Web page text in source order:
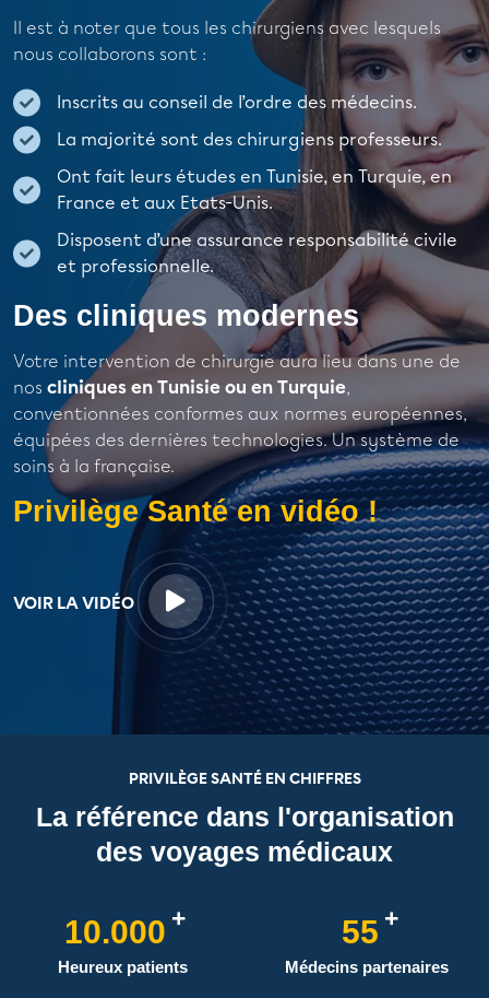
Il est à noter que tous les chirurgiens avec lesquels
nous collaborons sont :
Inscrits au conseil de l’ordre des médecins.
La majorité sont des chirurgiens professeurs.
Ont fait leurs études en Tunisie, en Turquie, en
France et aux Etats-Unis.
Disposent d’une assurance responsabilité civile
et professionnelle.
Des cliniques modernes
Votre intervention de chirurgie aura lieu dans une de
nos cliniques en Tunisie ou en Turquie,
conventionnées conformes aux normes européennes,
équipées des dernières technologies. Un système de
soins à la française.
Privilège Santé en vidéo !
VOIR LA VIDÉO
PRIVILÈGE SANTÉ EN CHIFFRES
La référence dans l'organisation
des voyages médicaux
10.000 +
Heureux patients
55 +
Médecins partenaires